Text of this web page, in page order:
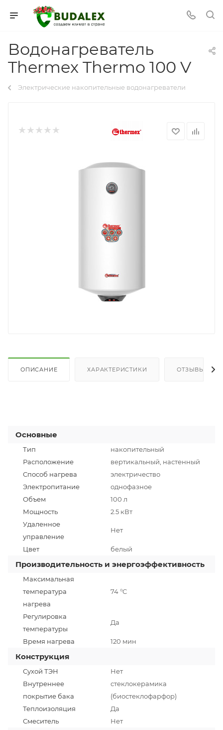
Водонагреватель
Thermex Thermo 100 V
Электрические накопительные водонагреватели
ОПИСАНИЕ ХАРАКТЕРИСТИКИ ОТЗЫВЫ
Основные
Тип
накопительный
Расположение
вертикальный, настенный
Способ нагрева
электричество
Электропитание
однофазное
Объем
100 л
Мощность
2.5 кВт
Удаленное
управление
Нет
Цвет белый
Производительность и энергоэффективность
Максимальная
температура
нагрева
74 °C
Регулировка
температуры
Да
Время нагрева 120 мин
Конструкция
Сухой ТЭН
Нет
Внутреннее
покрытие бака
стеклокерамика
(биостеклофарфор)
Теплоизоляция
Да
Смеситель
Нет